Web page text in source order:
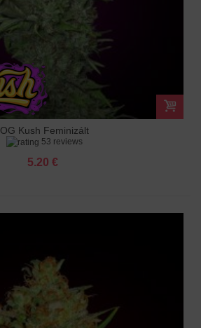
OG Kush Feminizált
53 reviews
5.20 €